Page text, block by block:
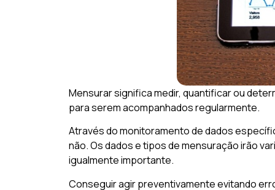
Mensurar significa medir, quantificar ou
para serem acompanhados regularmente.
Através do monitoramento de dados
não. Os dados e tipos de mensuração irão
igualmente importante.
Conseguir agir preventivamente evitando